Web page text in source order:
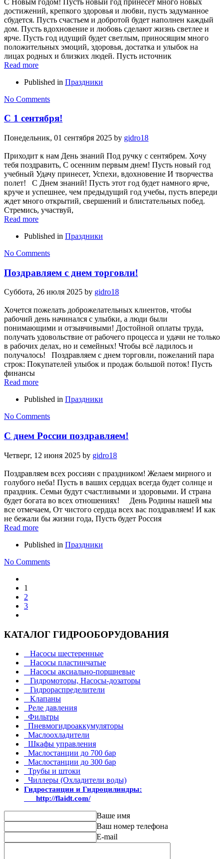
достижений, крепкого здоровья и любви, пусть задуманное
сбудется. Пусть счастьем и добротой будет наполнен каждый
дом. Пусть вдохновение и любовь сделают жизнь светлее и
ярче. Пусть год идущий будет светлым, приносящим много
положительных эмоций, здоровья, достатка и улыбок на
лицах родных и близких людей. Пусть источник
Read more
Published in Праздники
No Comments
С 1 сентября!
Понедельник, 01 сентября 2025 by gidro18
Приходит к нам День знаний Под ручку с сентябрем. Хочу
тебя поздравить, С осенним первым днем! Пусть новый год
учебный Удачу принесет, Успехи, вдохновение И творчества
полет! С Днем знаний! Пусть этот год будет намного ярче,
круче и успешнее, чем предыдущий год учебы, пусть впереди
ждет много открытий, свершений и блистательных побед.
Стремись, участвуй,
Read more
Published in Праздники
No Comments
Поздравляем с днем торговли!
Суббота, 26 июля 2025 by gidro18
Хочется пожелать доброжелательных клиентов, чтобы
рабочий день начинался с улыбки, а люди были
понимающими и отзывчивыми! Достойной оплаты труда,
получать удовольствие от рабочего процесса и удачи не только
в рабочих делах, но и семейных! Чтобы всё ладилось и
получалось! Поздравляем с днем торговли, пожеланий пара
строк: Покупателей улыбок и продаж большой поток! Пусть
финансы
Read more
Published in Праздники
No Comments
С днем России поздравляем!
Четверг, 12 июня 2025 by gidro18
Поздравляем всех россиян с праздником! Желаем мирного и
голубого неба! Пусть в ваших сердцах всегда будет солнце и
праздник. Семьи будут счастливыми и здоровыми. И страна
будет богата во всех отношениях! День Родины нашей мы
все отмечаем, От чистого сердца всех вас поздравляем! И как
не бежали бы жизни года, Пусть будет Россия
Read more
Published in Праздники
No Comments
1
2
3
КАТАЛОГ ГИДРООБОРУДОВАНИЯ
Насосы шестеренные
Насосы пластинчатые
Насосы аксиально-поршневые
Гидромоторы, Насосы-дозаторы
Гидрораспределители
Клапаны
Реле давления
Фильтры
Пневмогидроаккумуляторы
Маслоохладители
Шкафы управления
Маслостанции до 700 бар
Маслостанции до 300 бар
Трубы и штоки
Чиллеры (Охладители воды)
Гидростанции и Гидроцилиндры:
http://flaidt.com/
Ваше имя
Ваш номер телефона
E-mail